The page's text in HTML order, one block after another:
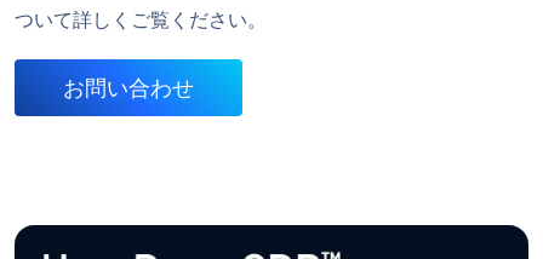
ついて詳しくご覧ください。
お問い合わせ